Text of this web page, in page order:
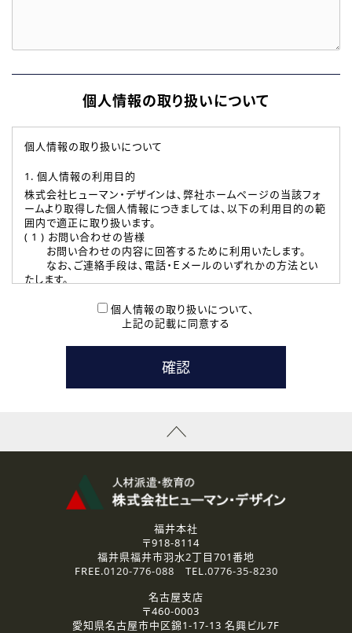
個人情報の取り扱いについて
個人情報の取り扱いについて
1. 個人情報の利用目的
株式会社ヒューマン・デザインは、弊社ホームページの当該フォ
ームより取得した個人情報につきましては、以下の利用目的の範
囲内で適正に取り扱います。
( 1 ) お問い合わせの皆様
お問い合わせの内容に回答するために利用いたします。
なお、ご連絡手段は、電話・Ｅメールのいずれかの方法とい
たします。
本登録に関するご連絡および本登録時の参考情報として利
たします。
( 3 ) スタッフ派遣を検討されている企業の皆様
お問い合わせの内容に回答するために利用いたします。
なお、ご連絡手段は、電話・Ｅメールのいずれかの方法とい
資料送付、受講相談に関するご連絡のために利用いたしま
その他、お問い合わせの内容に回答するために利用いたし
なお、ご連絡手段は、電話・Ｅメールのいずれかの方法とい
2.個人情報の第三者提供
ご提供いただいた個人情報は、法令等の規定に従う場合を除き、
3.個人情報の取り扱いの委託
弊社の定める個人情報保護の評価基準を満たした委託先に、個
個人情報の取り扱いについて、
上記の記載に同意する
福井本社
〒918-8114
福井県福井市羽水2丁目701番地
FREE.0120-776-088 TEL.0776-35-8230
名古屋支店
〒460-0003
愛知県名古屋市中区錦1-17-13 名興ビル7F